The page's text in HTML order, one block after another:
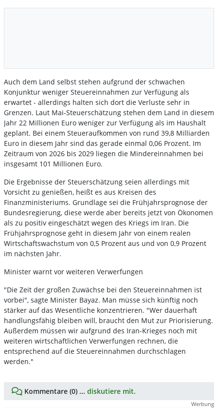
Auch dem Land selbst stehen aufgrund der schwachen
Konjunktur weniger Steuereinnahmen zur Verfügung als
erwartet - allerdings halten sich dort die Verluste sehr in
Grenzen. Laut Mai-Steuerschätzung stehen dem Land in diesem
Jahr 22 Millionen Euro weniger zur Verfügung als im Haushalt
geplant. Bei einem Steueraufkommen von rund 39,8 Milliarden
Euro in diesem Jahr sind das gerade einmal 0,06 Prozent. Im
Zeitraum von 2026 bis 2029 liegen die Mindereinnahmen bei
insgesamt 101 Millionen Euro.
Die Ergebnisse der Steuerschätzung seien allerdings mit
Vorsicht zu genießen, heißt es aus Kreisen des
Finanzministeriums. Grundlage sei die Frühjahrsprognose der
Bundesregierung, diese werde aber bereits jetzt von Ökonomen
als zu positiv eingeschätzt wegen des Kriegs im Iran. Die
Frühjahrsprognose geht in diesem Jahr von einem realen
Wirtschaftswachstum von 0,5 Prozent aus und von 0,9 Prozent
im nächsten Jahr.
Minister warnt vor weiteren Verwerfungen
"Die Zeit der großen Zuwächse bei den Steuereinnahmen ist
vorbei", sagte Minister Bayaz. Man müsse sich künftig noch
stärker auf das Wesentliche konzentrieren. "Wer dauerhaft
handlungsfähig bleiben will, braucht den Mut zur Priorisierung.
Außerdem müssen wir aufgrund des Iran-Krieges noch mit
weiteren wirtschaftlichen Verwerfungen rechnen, die
entsprechend auf die Steuereinnahmen durchschlagen
werden."
Kommentare (0) ... diskutiere mit.
Werbung